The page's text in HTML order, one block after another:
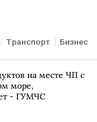
Транспорт Бизнес
на месте ЧП с
море,
- ГУМЧС